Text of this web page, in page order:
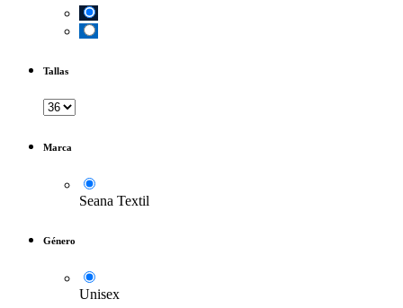
Tallas
Marca
Seana Textil
Género
Unisex